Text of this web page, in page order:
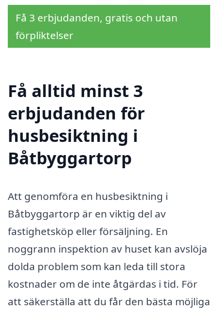
Få 3 erbjudanden, gratis och utan
förpliktelser
Få alltid minst 3
erbjudanden för
husbesiktning i
Båtbyggartorp
Att genomföra en husbesiktning i
Båtbyggartorp är en viktig del av
fastighetsköp eller försäljning. En
noggrann inspektion av huset kan avslöja
dolda problem som kan leda till stora
kostnader om de inte åtgärdas i tid. För
att säkerställa att du får den bästa möjliga